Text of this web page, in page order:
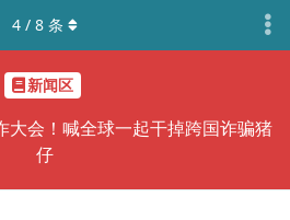
新闻区
会！喊全球一起干掉跨国诈骗猪
仔
4 / 8 条